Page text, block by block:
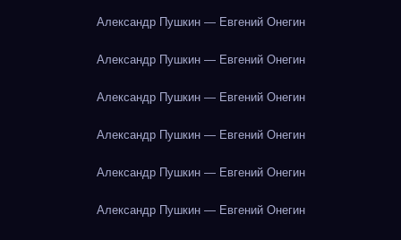
Александр Пушкин — Евгений Онегин
Александр Пушкин — Евгений Онегин
Александр Пушкин — Евгений Онегин
Александр Пушкин — Евгений Онегин
Александр Пушкин — Евгений Онегин
Александр Пушкин — Евгений Онегин